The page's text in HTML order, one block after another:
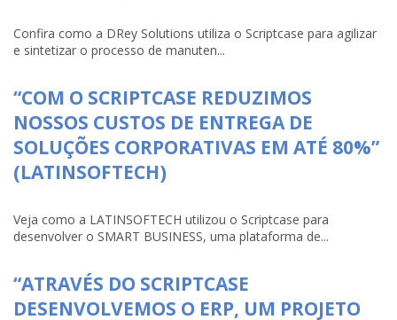
Confira como a DRey Solutions utiliza o Scriptcase para agilizar
e sintetizar o processo de manuten...
“COM O SCRIPTCASE REDUZIMOS
NOSSOS CUSTOS DE ENTREGA DE
SOLUÇÕES CORPORATIVAS EM ATÉ 80%”
(LATINSOFTECH)
Veja como a LATINSOFTECH utilizou o Scriptcase para
desenvolver o SMART BUSINESS, uma plataforma de...
“ATRAVÉS DO SCRIPTCASE
DESENVOLVEMOS O ERP, UM PROJETO